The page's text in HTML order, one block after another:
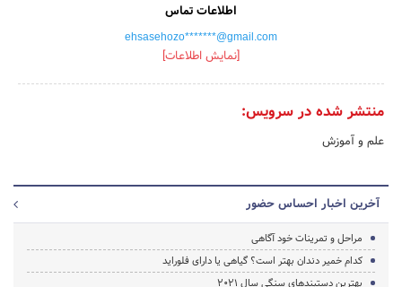
اطلاعات تماس
ehsasehozo*******@gmail.com
[نمایش اطلاعات]
منتشر شده در سرویس:
علم و آموزش
آخرین اخبار احساس حضور
مراحل و تمرینات خود آگاهی
کدام خمیر دندان بهتر است؟ گیاهی یا دارای فلوراید
بهترین دستبندهای سنگی سال 2021